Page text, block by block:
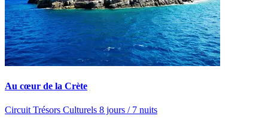
Au cœur de la Crète
Circuit Trésors Culturels 8 jours / 7 nuits